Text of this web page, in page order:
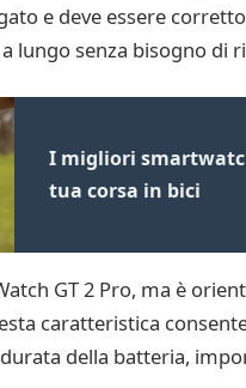
e deve essere
lungo senza bisogno di
I migliori
tua corsa in bici
GT 2 Pro, ma è
caratteristica
durata della batteria,